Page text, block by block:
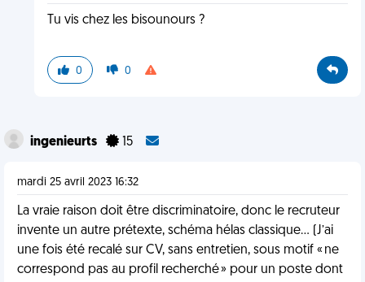
Tu vis chez les bisounours ?
0 0
ingenieurts 15
mardi 25 avril 2023 16:32
La vraie raison doit être discriminatoire, donc le recruteur
invente un autre prétexte, schéma hélas classique… (J’ai
une fois été recalé sur CV, sans entretien, sous motif « ne
correspond pas au profil recherché » pour un poste dont